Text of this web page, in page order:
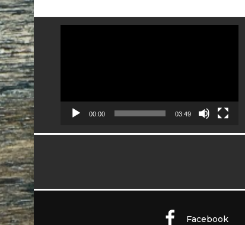
00:00 03:49
Facebook